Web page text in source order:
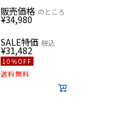
販売価格
¥34,980
のところ
SALE特価
¥31,482
税込
10％OFF
送料無料